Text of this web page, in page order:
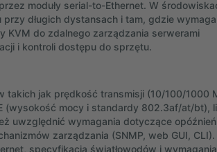
moduły serial-to-Ethernet. W
długich dystansach i tam, gdzie
KVM do zdalnego zarządzania serwerami
i kontroli dostępu do sprzętu.
takich jak prędkość transmisji (10/100/1000
(wysokość mocy i standardy 802.3af/at/bt),
uwzględnić wymagania dotyczące
zarządzania (SNMP, web GUI, CLI).
specyfikacją światłowodów i